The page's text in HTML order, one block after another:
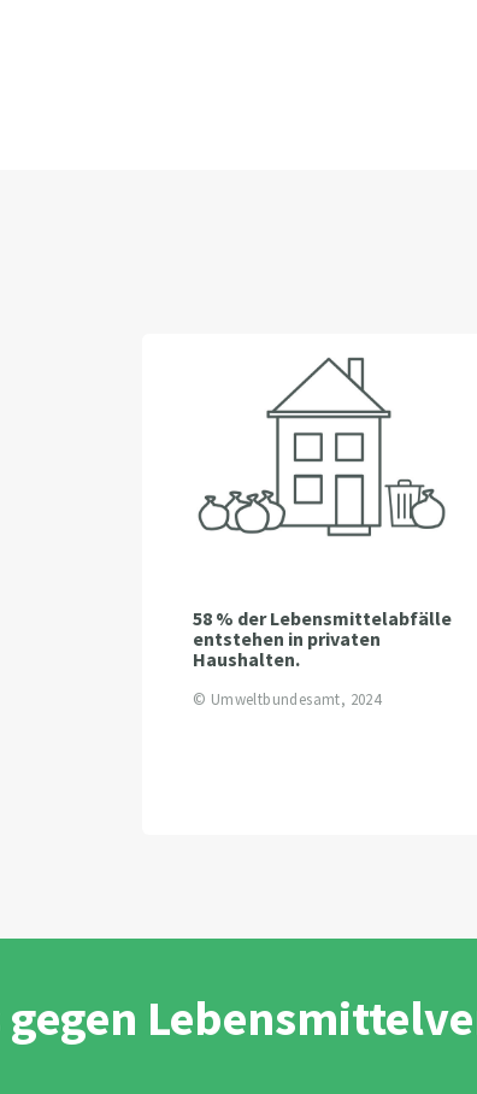
58 % der Lebensmittelabfälle
entstehen in privaten
Haushalten.
© Umweltbundesamt, 2024